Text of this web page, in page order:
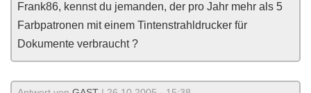
Frank86, kennst du jemanden, der pro Jahr mehr als 5
Farbpatronen mit einem Tintenstrahldrucker für
Dokumente verbraucht ?